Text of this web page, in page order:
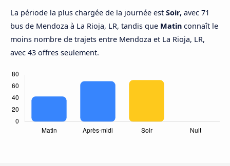
La période la plus chargée de la journée est Soir, avec 71
bus de Mendoza à La Rioja, LR, tandis que Matin connaît le
moins nombre de trajets entre Mendoza et La Rioja, LR,
avec 43 offres seulement.